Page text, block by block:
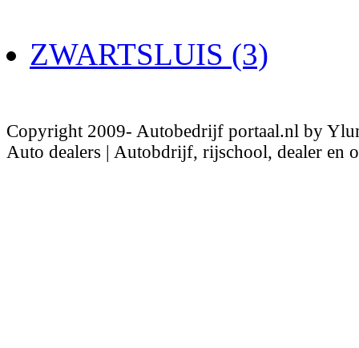
ZWARTSLUIS (3)
Copyright 2009- Autobedrijf portaal.nl by
Auto dealers | Autobdrijf, rijschool, dealer en